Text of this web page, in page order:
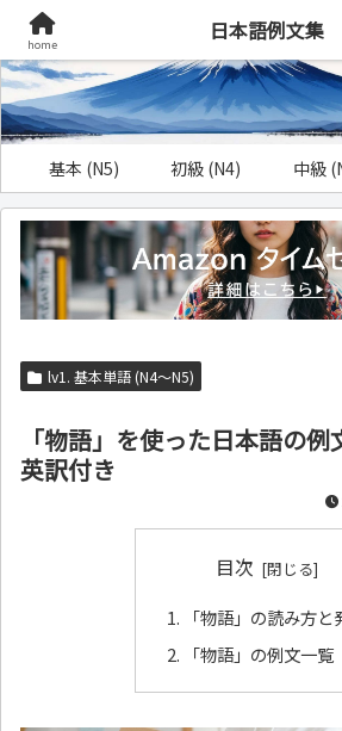
基本 (N5) 初級 (N4) 中級
lv1. 基本単語 (N4～N5)
「物語」を使った日本語の
英訳付き
目次
「物語」の読み方と
「物語」の例文一覧
home
日本語例文集